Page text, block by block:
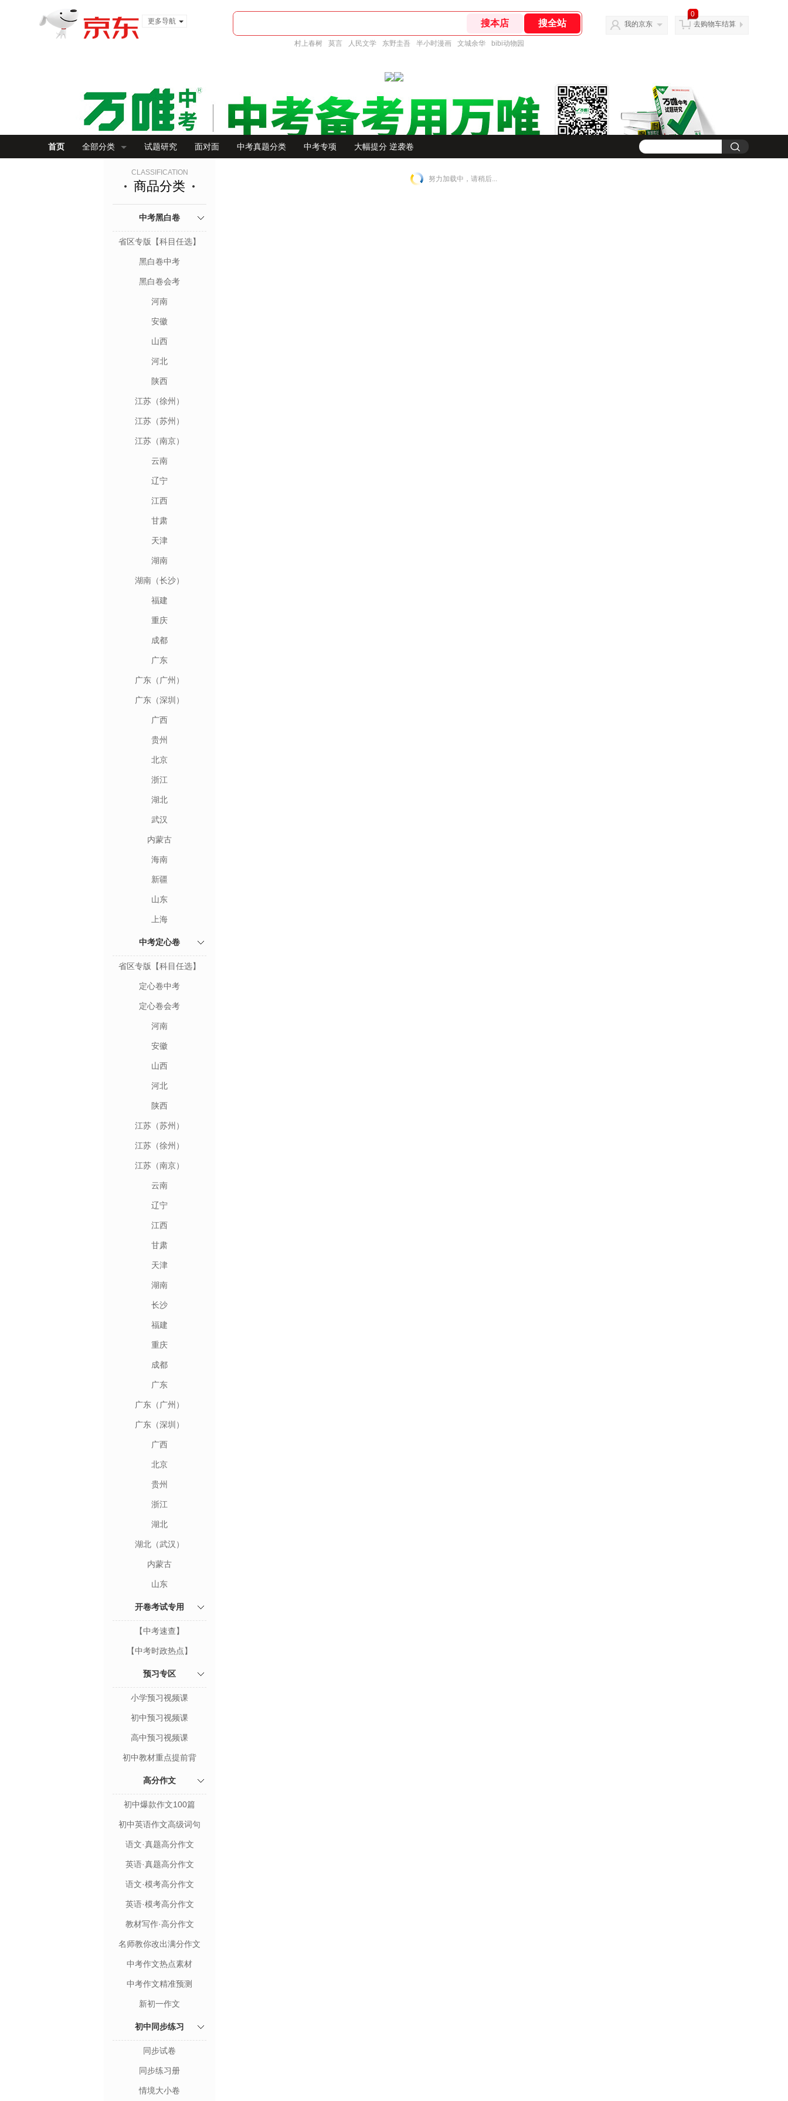
更多导航
村上春树 莫言 人民文学 东野圭吾 半小时漫画 文城余华 bibi动物园
我的京东
0
去购物车结算
首页 全部分类 试题研究 面对面 中考真题分类 中考专项 大幅提分 逆袭卷
CLASSIFICATION
商品分类
中考黑白卷
省区专版【科目任选】
黑白卷中考
黑白卷会考
河南
安徽
山西
河北
陕西
江苏（徐州）
江苏（苏州）
江苏（南京）
云南
辽宁
江西
甘肃
天津
湖南
湖南（长沙）
福建
重庆
成都
广东
广东（广州）
广东（深圳）
广西
贵州
北京
浙江
湖北
武汉
内蒙古
海南
新疆
山东
上海
中考定心卷
省区专版【科目任选】
定心卷中考
定心卷会考
河南
安徽
山西
河北
陕西
江苏（苏州）
江苏（徐州）
江苏（南京）
云南
辽宁
江西
甘肃
天津
湖南
长沙
福建
重庆
成都
广东
广东（广州）
广东（深圳）
广西
北京
贵州
浙江
湖北
湖北（武汉）
内蒙古
山东
开卷考试专用
【中考速查】
【中考时政热点】
预习专区
小学预习视频课
初中预习视频课
高中预习视频课
初中教材重点提前背
高分作文
初中爆款作文100篇
初中英语作文高级词句
语文·真题高分作文
英语·真题高分作文
语文·模考高分作文
英语·模考高分作文
教材写作·高分作文
名师教你改出满分作文
中考作文热点素材
中考作文精准预测
新初一作文
初中同步练习
同步试卷
同步练习册
情境大小卷
努力加载中，请稍后...